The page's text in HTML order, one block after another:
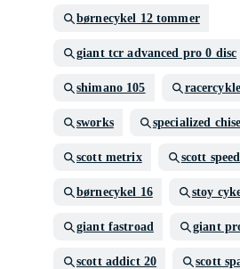
børnecykel 12 tommer
giant tcr advanced pro 0 disc
shimano 105
sworks specialized
scott metrix scott
børnecykel 16 stoy
giant fastroad giant
scott addict 20 scott